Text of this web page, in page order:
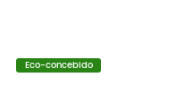
Eco-concebido